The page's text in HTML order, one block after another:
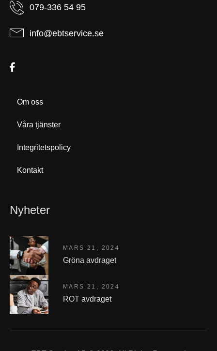
079-336 54 95
info@ebtservice.se
Om oss
Våra tjänster
Integritetspolicy
Kontakt
Nyheter
MARS 21, 2024
Gröna avdraget
MARS 21, 2024
ROT avdraget